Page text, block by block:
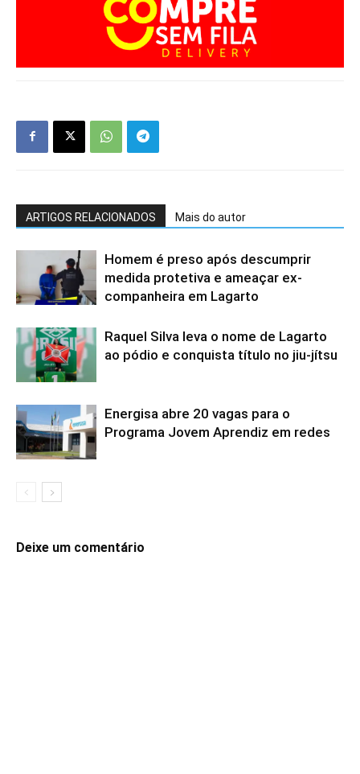
ARTIGOS RELACIONADOS Mais do autor
Homem é preso após descumprir
medida protetiva e ameaçar ex-
companheira em Lagarto
Raquel Silva leva o nome de Lagarto
ao pódio e conquista título no jiu-jítsu
Energisa abre 20 vagas para o
Programa Jovem Aprendiz em redes
Deixe um comentário